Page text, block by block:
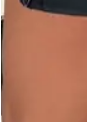
Primeira troca grátis
Você tem 7 dias
transportadora/
❖ Pagamento facilitado:
Pagamento